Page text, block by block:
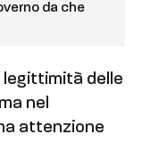
da che
legittimità delle
nel
attenzione